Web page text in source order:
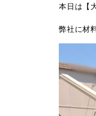
本日は【
弊社に材